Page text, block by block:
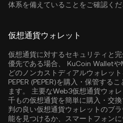
体系を備えていることをご確認くだ
仮想通貨ウォレット
仮想通貨に対するセキュリティと
優先である場合、 KuCoin Walletや
どのノンカストディアルウォレッ
PEPER (PEPER)を購入・保管する
ます。 主要なWeb3仮想通貨ウォ
千もの仮想通貨を簡単に購入・交
判の良い仮想通貨ウォレットのブ
能を見つけるか、スマートフォン